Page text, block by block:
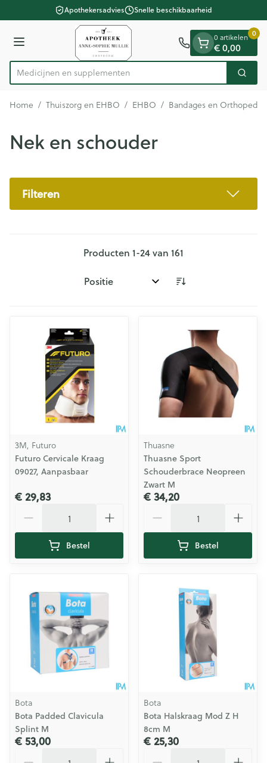
Ga naar de inhoudApothekersadvies Snelle beschikbaarheid
Menu
Product, merk, categorie...
Medicij Zoek
0 artikelen
€ 0,00
0
Home / Thuiszorg en EHBO / EHBO / Bandages en
Nek en schouder
Filteren
Producten 1-24van 161
Sorteer op:
3M, Futuro
Futuro Cervicale Kraag
09027, Aanpasbaar
€ 29,83
Bestel
Thuasne
Thuasne Sport
Schouderbrace Neopreen
Zwart M
€ 34,20
Bestel
Bota
Bota Padded Clavicula
Splint M
€ 53,00
Bota
Bota Halskraag Mod Z H
8cm M
€ 25,30